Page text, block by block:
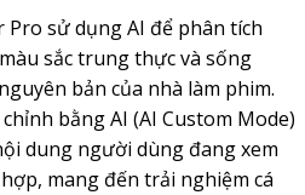
sử dụng AI để phân tích
sắc trung thực và sống
bản của nhà làm phim.
bằng AI (AI Custom Mode)
dung người dùng đang xem
mang đến trải nghiệm cá